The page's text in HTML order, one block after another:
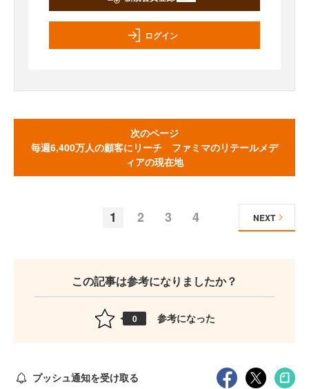
ログイン
次のページ
毎週6,400万人の顧客にリーチ ファミマのリテールメデ
ィアの現在地
1 2 3 4 NEXT
この記事は参考になりましたか？
0 参考になった
プッシュ通知を受け取る